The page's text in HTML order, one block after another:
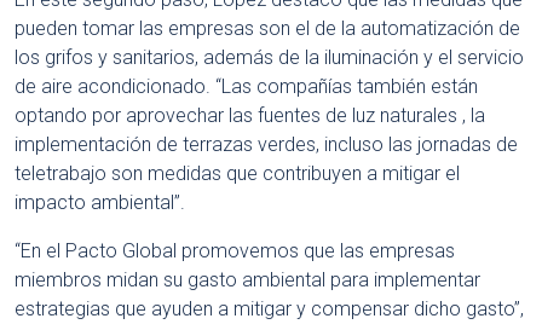
pueden tomar las empresas son el de la automatización de
los grifos y sanitarios, además de la iluminación y el servicio
de aire acondicionado. “Las compañías también están
optando por aprovechar las fuentes de luz naturales , la
implementación de terrazas verdes, incluso las jornadas de
teletrabajo son medidas que contribuyen a mitigar el
impacto ambiental”.
“En el Pacto Global promovemos que las empresas
miembros midan su gasto ambiental para implementar
estrategias que ayuden a mitigar y compensar dicho gasto”,